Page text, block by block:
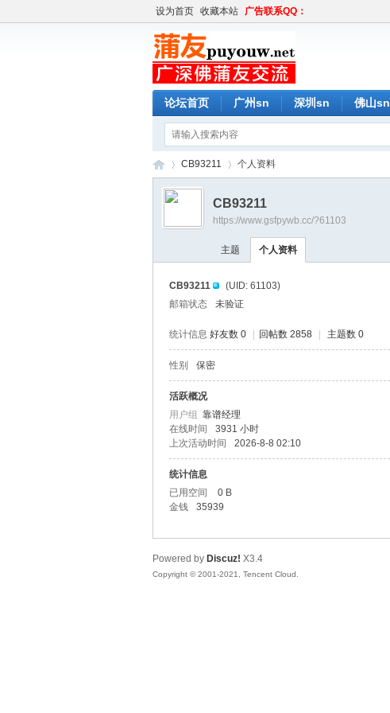
设为首页 收藏本站 广告联系QQ：
论坛首页 广州sn 深圳sn 佛山sn
›
CB93211 个人资料
CB93211
https://www.gsfpywb.cc/?61103
主题 个人资料
CB93211
(UID: 61103)
邮箱状态
未验证
统计信息 好友数 0 回帖数 2858 主题数 0
性别 保密
活跃概况
用户组 靠谱经理
在线时间
3931 小时
上次活动时间
2026-8-8 02:10
统计信息
已用空间
0 B
金钱
35939
Powered by Discuz! X3.4
Copyright © 2001-2021, Tencent Cloud.